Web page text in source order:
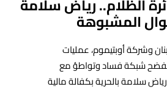
المشبوهة
وشركة أوبتيموم، عمليات
شبكة فساد وتواطؤ مع
سلامة بالحرية بكفالة مالية